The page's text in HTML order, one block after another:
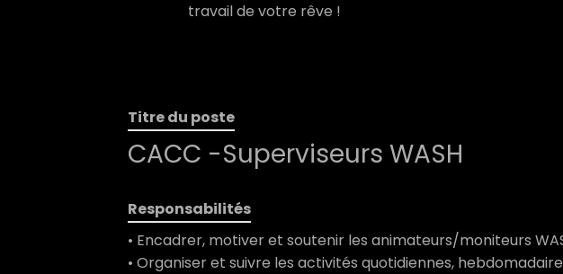
travail de votre rêve !
Titre du poste
CACC -Superviseurs WASH
Responsabilités
• Encadrer, motiver et soutenir les animateurs/moniteurs
• Organiser et suivre les activités quotidiennes,